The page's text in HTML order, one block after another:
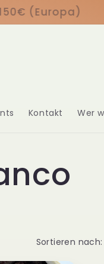
(Europa)
Kontakt Wer
Sortieren nach: